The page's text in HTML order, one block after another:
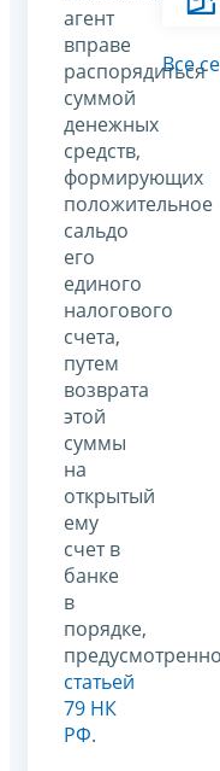
агент
вправе
распорядиться
суммой
денежных
средств,
формирующих
положительное
сальдо
его
единого
налогового
счета,
путем
возврата
этой
суммы
на
открытый
ему
счет в
банке
в
порядке,
статьей
79 НК
РФ.
Все